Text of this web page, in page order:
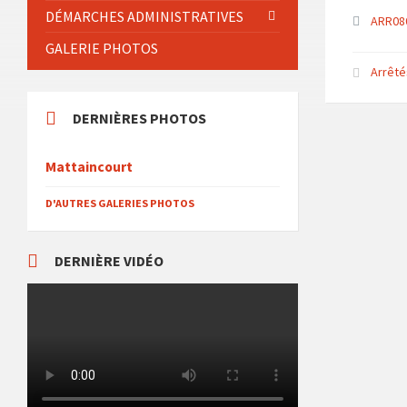
DÉMARCHES ADMINISTRATIVES
GALERIE PHOTOS
DERNIÈRES PHOTOS
Mattaincourt
D'AUTRES GALERIES PHOTOS
DERNIÈRE VIDÉO